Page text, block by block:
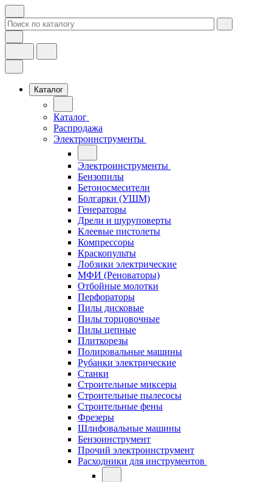
Каталог
Каталог
Распродажа
Электроинструменты
Электроинструменты
Бензопилы
Бетоносмесители
Болгарки (УШМ)
Генераторы
Дрели и шуруповерты
Клеевые пистолеты
Компрессоры
Краскопульты
Лобзики электрические
МФИ (Реноваторы)
Отбойные молотки
Перфораторы
Пилы дисковые
Пилы торцовочные
Пилы цепные
Плиткорезы
Полировальные машины
Рубанки электрические
Станки
Строительные миксеры
Строительные пылесосы
Строительные фены
Фрезеры
Шлифовальные машины
Бензоинструмент
Прочий электроинструмент
Расходники для инструментов